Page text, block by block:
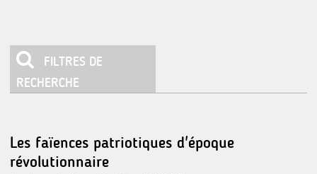
FILTRES DE
RECHERCHE
Les faïences patriotiques d'époque
révolutionnaire